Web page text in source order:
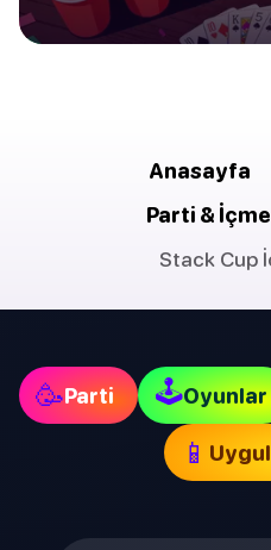
Anasayfa
Parti &
Stack Cup
🥳Parti 🕹Oyunlar
📱